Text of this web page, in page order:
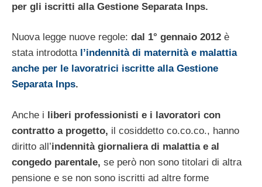
per gli iscritti alla Gestione Separata Inps.
Nuova legge nuove regole: dal 1° gennaio 2012 è
stata introdotta l’indennità di maternità e malattia
anche per le lavoratrici iscritte alla Gestione
Separata Inps.
Anche i liberi professionisti e i lavoratori con
contratto a progetto, il cosiddetto co.co.co., hanno
diritto all’indennità giornaliera di malattia e al
congedo parentale, se però non sono titolari di altra
pensione e se non sono iscritti ad altre forme